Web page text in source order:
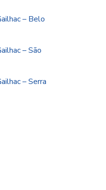
– Belo
– São
– Serra